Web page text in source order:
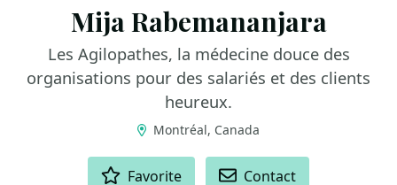
Mija Rabemananjara
Les Agilopathes, la médecine douce des
organisations pour des salariés et des clients
heureux.
Montréal, Canada
Favorite Contact